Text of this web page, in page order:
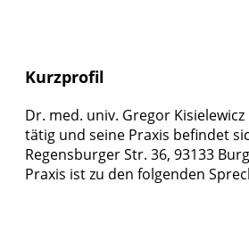
Kurzprofil
Dr. med. univ. Gregor
tätig und seine Praxis befindet
Regensburger Str. 36, 93133
Praxis ist zu den folgenden